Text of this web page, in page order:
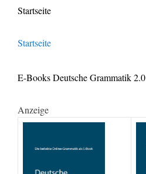
Startseite
Startseite
E-Books Deutsche Grammatik 2.0
Anzeige